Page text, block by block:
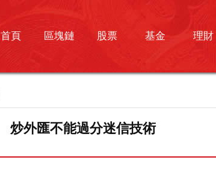
首頁 區塊鏈 股票 基金 理財
炒外匯不能過分迷信技術